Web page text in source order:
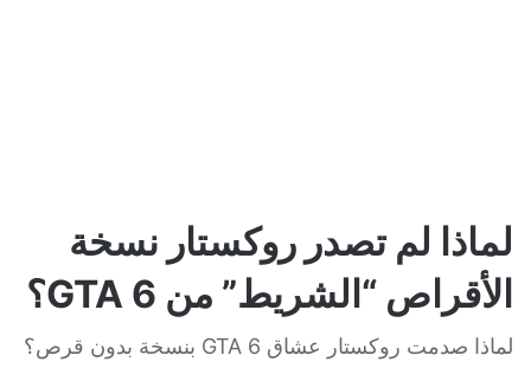
لماذا لم تصدر روكستار نسخة
الأقراص “الشريط” من GTA 6؟
لماذا صدمت روكستار عشاق GTA 6 بنسخة بدون قرص؟